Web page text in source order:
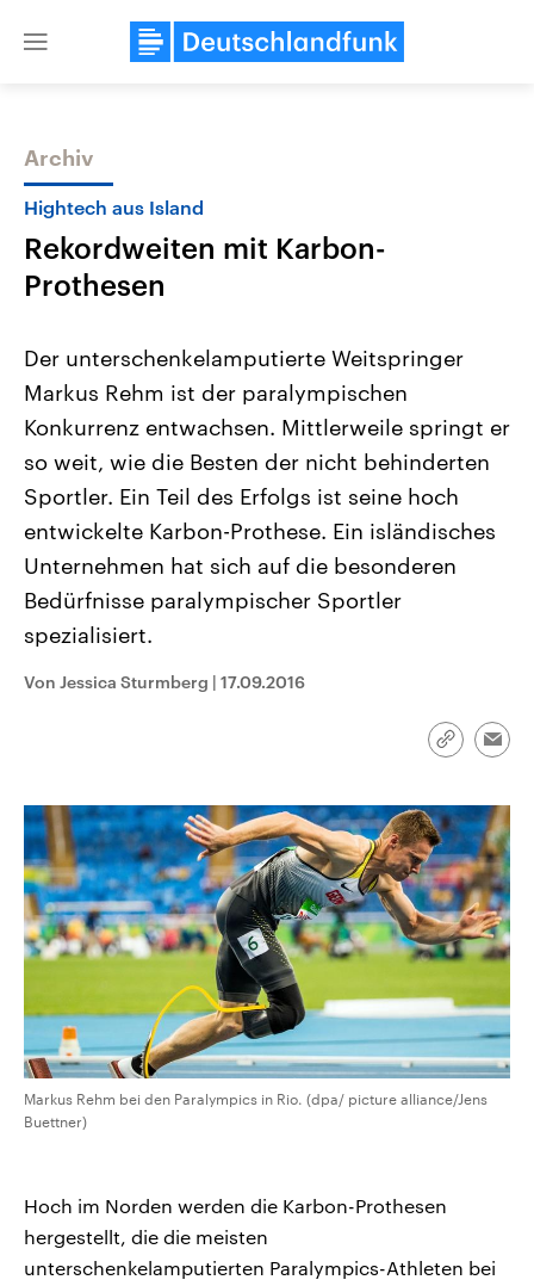
Close
Themen
Landtagswahl Sachsen-Anhalt
2026
Alle Informationen
Sachsen-Anhalt wählt am 6.
September 2026 einen neuen
Landtag. Seit 2021 wird das
Bundesland von einer Koalition aus
Umfragen, Prognosen,
Wahlprogramme, aktuelle Berichte
und Hintergründe zu den Parteien
und Kandidaten der anstehenden
Wahl.
USA
Aktuelle Beiträge,
Hintergründe
Wirtschaftlich und
gehören die Vereinigten
den mächtigsten Ländern
mit großem Einfluss auf
Sendungen Programm Podcasts
Archiv
Hightech aus Island
Rekordweiten mit Karbon-
Prothesen
Der unterschenkelamputierte Weitspringer
Markus Rehm ist der paralympischen
Konkurrenz entwachsen. Mittlerweile springt er
so weit, wie die Besten der nicht behinderten
Sportler. Ein Teil des Erfolgs ist seine hoch
entwickelte Karbon-Prothese. Ein isländisches
Unternehmen hat sich auf die besonderen
Bedürfnisse paralympischer Sportler
spezialisiert.
Von Jessica Sturmberg | 17.09.2016
Link
Markus Rehm bei den Paralympics in Rio. (dpa/ picture alliance/Jens
Buettner)
Hoch im Norden werden die Karbon-Prothesen
hergestellt, die die meisten
unterschenkelamputierten Paralympics-Athleten bei